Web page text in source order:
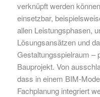
verknüpft werden
einsetzbar,
allen Leistungsphasen,
Lösungsansätzen und
Gestaltungsspielraum –
Bauprojekt. Von
dass in einem BIM-
Fachplanung integriert